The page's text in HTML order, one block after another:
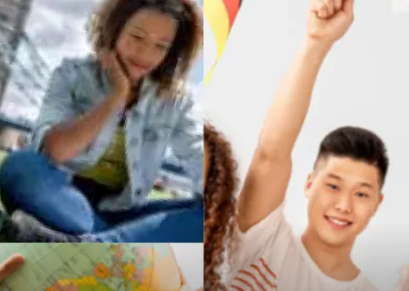
Kiralama Servisleri Markalar
Çadır Kına Gecesi
Spor Malzemeleri Basın Yayın
Moda İthalat İhracat
Bakım